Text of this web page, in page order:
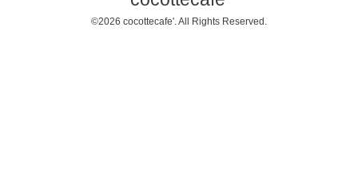
©2026 cocottecafe'. All Rights Reserved.